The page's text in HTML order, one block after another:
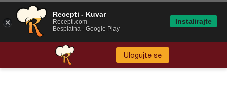
Ulogujte se
Recepti - Kuvar
Recepti.com
Besplatna - Google Play
Instalirajte